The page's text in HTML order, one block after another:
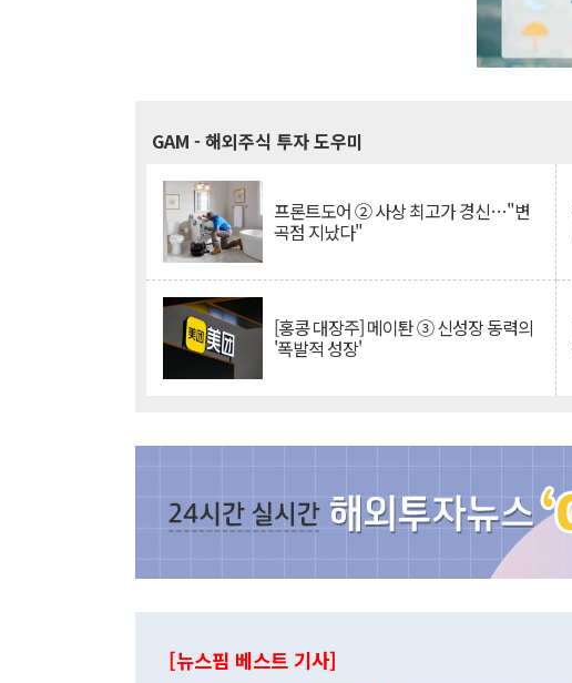
GAM - 해외주식 투자 도우미
프론트도어 ② 사상 최고가 경신…"변
곡점 지났다"
[홍콩 대장주] 메이퇀 ③ 신성장 동력의
'폭발적 성장'
[뉴스핌 베스트 기사]